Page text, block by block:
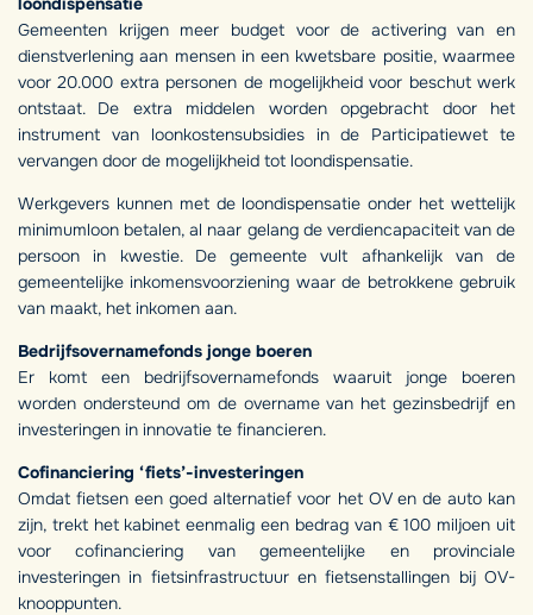
Gemeenten krijgen meer budget voor de activering van en
dienstverlening aan mensen in een kwetsbare positie, waarmee
voor 20.000 extra personen de mogelijkheid voor beschut werk
ontstaat. De extra middelen worden opgebracht door het
instrument van loonkostensubsidies in de Participatiewet te
vervangen door de mogelijkheid tot loondispensatie.
Werkgevers kunnen met de loondispensatie onder het wettelijk
minimumloon betalen, al naar gelang de verdiencapaciteit van de
persoon in kwestie. De gemeente vult afhankelijk van de
gemeentelijke inkomensvoorziening waar de betrokkene gebruik
van maakt, het inkomen aan.
Bedrijfsovernamefonds jonge boeren
Er komt een bedrijfsovernamefonds waaruit jonge boeren
worden ondersteund om de overname van het gezinsbedrijf en
investeringen in innovatie te financieren.
Cofinanciering ‘fiets’-investeringen
Omdat fietsen een goed alternatief voor het OV en de auto kan
zijn, trekt het kabinet eenmalig een bedrag van € 100 miljoen uit
voor cofinanciering van gemeentelijke en provinciale
investeringen in fietsinfrastructuur en fietsenstallingen bij OV-
knooppunten.